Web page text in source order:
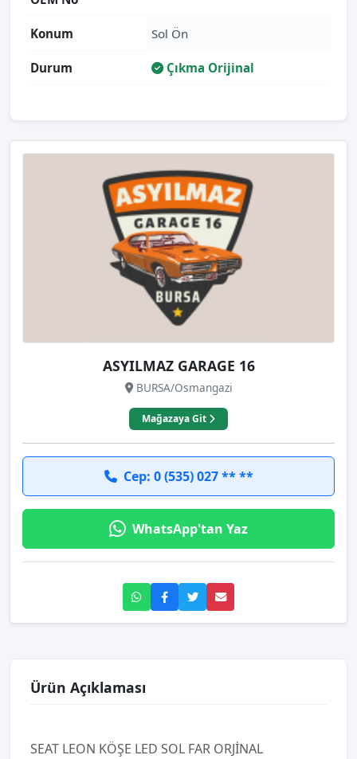
Konum Sol Ön
Durum Çıkma Orijinal
ASYILMAZ GARAGE 16
BURSA/Osmangazi
Mağazaya Git
Cep: 0 (535) 027 ** **
WhatsApp'tan Yaz
Ürün Açıklaması
SEAT LEON KÖŞE LED SOL FAR ORJİNAL